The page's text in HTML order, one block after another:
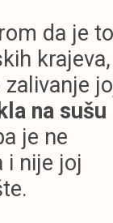
da je to
krajeva,
na sušu
je ne
i nije joj